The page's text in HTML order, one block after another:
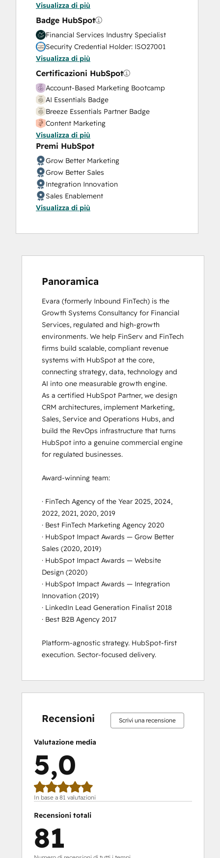
Visualizza di più
Badge HubSpot
Financial Services Industry Specialist
Security Credential Holder: ISO27001
Visualizza di più
Certificazioni HubSpot
Account-Based Marketing Bootcamp
AI Essentials Badge
Breeze Essentials Partner Badge
Content Marketing
CRM Customization Bootcamp for
Developers
Data Integrations Certification
Guided Client Onboarding
HubSpot Implementation for Partners
HubSpot Marketing Hub Software
Certification
Inbound Marketing
Inbound Marketing Optimization
Inbound Sales
Integrating With HubSpot I: Foundations
Platform Consulting
Revenue Operations
RevOps Bootcamp
Salesforce Integration Certification
SEO
SEO II
Service Hub Demo Certification
Service Hub Software
Video Strategy Bootcamp for Loop
Marketing, Sales, and Service
Visualizza di più
Premi HubSpot
Grow Better Marketing
Grow Better Sales
Integration Innovation
Sales Enablement
Website Design
Visualizza di più
Panoramica
Evara (formerly Inbound FinTech) is the
Growth Systems Consultancy for Financial
Services, regulated and high-growth
environments. We help FinServ and FinTech
firms build scalable, compliant revenue
systems with HubSpot at the core,
connecting strategy, data, technology and
AI into one measurable growth engine.
As a certified HubSpot Partner, we design
CRM architectures, implement Marketing,
Sales, Service and Operations Hubs, and
build the RevOps infrastructure that turns
HubSpot into a genuine commercial engine
for regulated businesses.
Award-winning team:
· FinTech Agency of the Year 2025, 2024,
2022, 2021, 2020, 2019
· Best FinTech Marketing Agency 2020
· HubSpot Impact Awards — Grow Better
Sales (2020, 2019)
· HubSpot Impact Awards — Website
Design (2020)
· HubSpot Impact Awards — Integration
Innovation (2019)
· LinkedIn Lead Generation Finalist 2018
· Best B2B Agency 2017
Platform-agnostic strategy. HubSpot-first
execution. Sector-focused delivery.
Recensioni Scrivi una recensione
Valutazione media
5,0
In base a 81 valutazioni
Recensioni totali
81
98%
2%
0%
0%
0%